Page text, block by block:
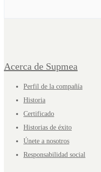
Acerca de Supmea
Perfil de la compañía
Historia
Certificado
Historias de éxito
Únete a nosotros
Responsabilidad social